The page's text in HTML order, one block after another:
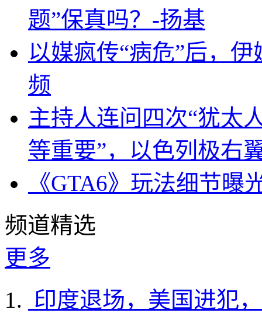
题”保真吗？-扬基
以媒疯传“病危”后，
频
主持人连问四次“犹太
等重要”，以色列极右
《GTA6》玩法细节
频道精选
更多
印度退场，美国进犯